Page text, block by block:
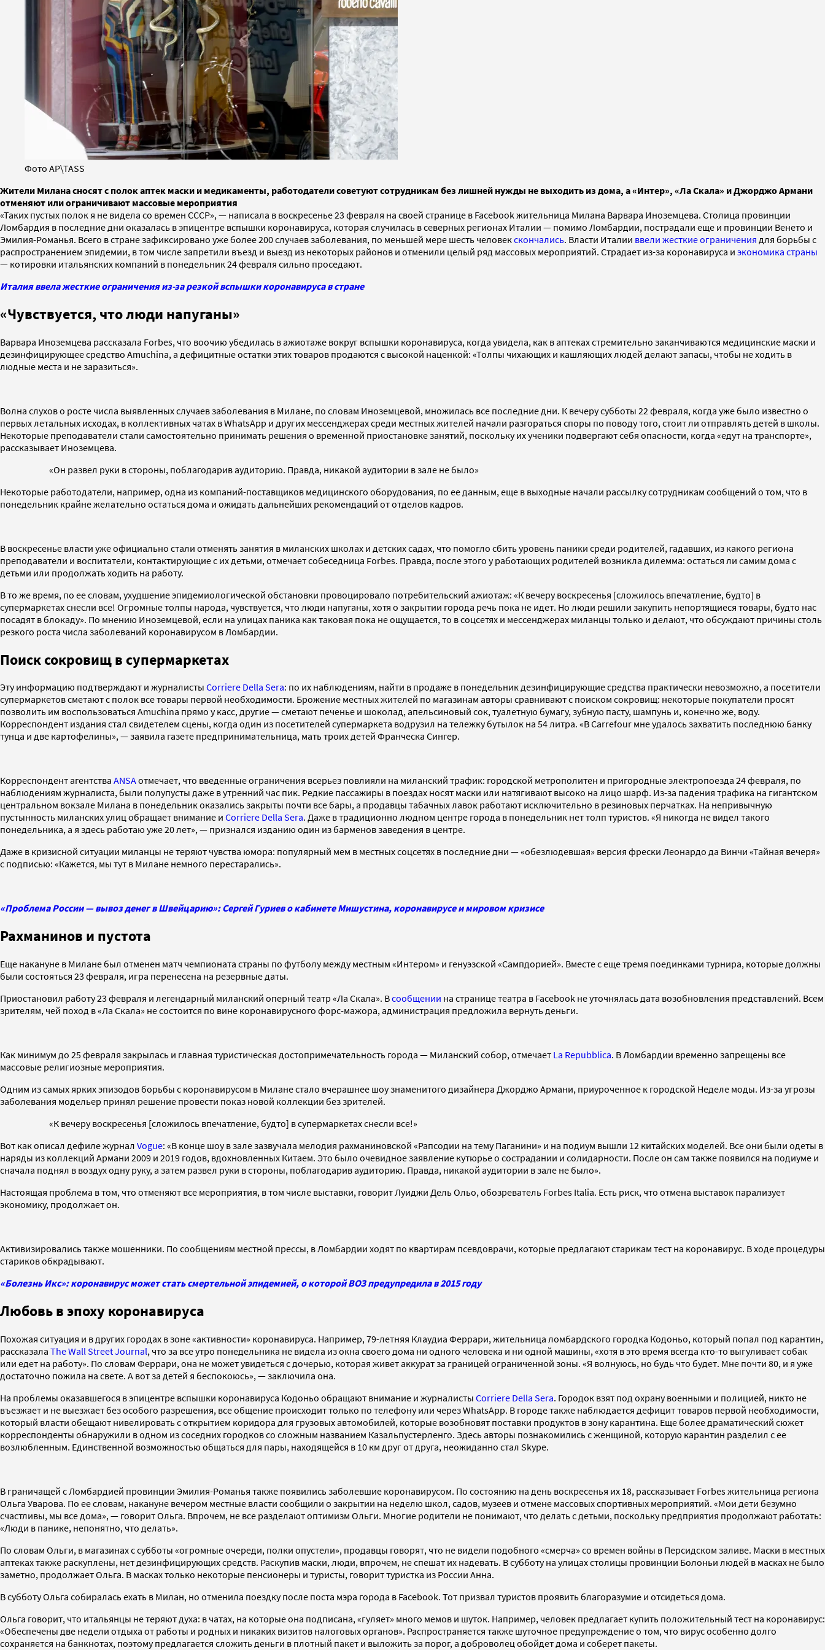
Фото AP\TASS
Жители Милана сносят с полок аптек маски и медикаменты, работодатели советуют сотрудникам без лишней нужды не выходить из дома, а «Интер», «Ла Скала» и Джорджо Армани
отменяют или ограничивают массовые мероприятия
«Таких пустых полок я не видела со времен СССР», — написала в воскресенье 23 февраля на своей странице в Facebook жительница Милана Варвара Иноземцева. Столица провинции
Ломбардия в последние дни оказалась в эпицентре вспышки коронавируса, которая случилась в северных регионах Италии — помимо Ломбардии, пострадали еще и провинции Венето и
Эмилия-Романья. Всего в стране зафиксировано уже более 200 случаев заболевания, по меньшей мере шесть человекскончались. Власти Италии ввели жесткие ограничения для борьбы с
распространением эпидемии, в том числе запретили въезд и выезд из некоторых районов и отменили целый ряд массовых мероприятий. Страдает из-за коронавируса и экономика страны
— котировки итальянских компаний в понедельник 24 февраля сильно проседают.
Италия ввела жесткие ограничения из-за резкой вспышки коронавируса в стране
«Чувствуется, что люди напуганы»
Варвара Иноземцева рассказала Forbes, что воочию убедилась в ажиотаже вокруг вспышки коронавируса, когда увидела, как в аптеках стремительно заканчиваются медицинские маски и
дезинфицирующее средство Amuchina, а дефицитные остатки этих товаров продаются с высокой наценкой: «Толпы чихающих и кашляющих людей делают запасы, чтобы не ходить в
людные места и не заразиться».
Волна слухов о росте числа выявленных случаев заболевания в Милане, по словам Иноземцевой, множилась все последние дни. К вечеру субботы 22 февраля, когда уже было известно о
первых летальных исходах, в коллективных чатах в WhatsApp и других мессенджерах среди местных жителей начали разгораться споры по поводу того, стоит ли отправлять детей в школы.
Некоторые преподаватели стали самостоятельно принимать решения о временной приостановке занятий, поскольку их ученики подвергают себя опасности, когда «едут на транспорте»,
рассказывает Иноземцева.
«Он развел руки в стороны, поблагодарив аудиторию. Правда, никакой аудитории в зале не было»
Некоторые работодатели, например, одна из компаний-поставщиков медицинского оборудования, по ее данным, еще в выходные начали рассылку сотрудникам сообщений о том, что в
понедельник крайне желательно остаться дома и ожидать дальнейших рекомендаций от отделов кадров.
В воскресенье власти уже официально стали отменять занятия в миланских школах и детских садах, что помогло сбить уровень паники среди родителей, гадавших, из какого региона
преподаватели и воспитатели, контактирующие с их детьми, отмечает собеседница Forbes. Правда, после этого у работающих родителей возникла дилемма: остаться ли самим дома с
детьми или продолжать ходить на работу.
В то же время, по ее словам, ухудшение эпидемиологической обстановки провоцировало потребительский ажиотаж: «К вечеру воскресенья [сложилось впечатление, будто] в
супермаркетах снесли все! Огромные толпы народа, чувствуется, что люди напуганы, хотя о закрытии города речь пока не идет. Но люди решили закупить непортящиеся товары, будто нас
посадят в блокаду». По мнению Иноземцевой, если на улицах паника как таковая пока не ощущается, то в соцсетях и мессенджерах миланцы только и делают, что обсуждают причины столь
резкого роста числа заболеваний коронавирусом в Ломбардии.
Поиск сокровищ в супермаркетах
Эту информацию подтверждают и журналисты Corriere Della Sera: по их наблюдениям, найти в продаже в понедельник дезинфицирующие средства практически невозможно, а посетители
супермаркетов сметают с полок все товары первой необходимости. Брожение местных жителей по магазинам авторы сравнивают с поиском сокровищ: некоторые покупатели просят
позволить им воспользоваться Amuchina прямо у касс, другие — сметают печенье и шоколад, апельсиновый сок, туалетную бумагу, зубную пасту, шампунь и, конечно же, воду.
Корреспондент издания стал свидетелем сцены, когда один из посетителей супермаркета водрузил на тележку бутылок на 54 литра. «В Carrefour мне удалось захватить последнюю банку
тунца и две картофелины», — заявила газете предпринимательница, мать троих детей Франческа Сингер.
Корреспондент агентства ANSAотмечает, что введенные ограничения всерьез повлияли на миланский трафик: городской метрополитен и пригородные электропоезда 24 февраля, по
наблюдениям журналиста, были полупусты даже в утренний час пик. Редкие пассажиры в поездах носят маски или натягивают высоко на лицо шарф. Из-за падения трафика на гигантском
центральном вокзале Милана в понедельник оказались закрыты почти все бары, а продавцы табачных лавок работают исключительно в резиновых перчатках. На непривычную
пустынность миланских улиц обращает внимание и Corriere Della Sera. Даже в традиционно людном центре города в понедельник нет толп туристов. «Я никогда не видел такого
понедельника, а я здесь работаю уже 20 лет», — признался изданию один из барменов заведения в центре.
Даже в кризисной ситуации миланцы не теряют чувства юмора: популярный мем в местных соцсетях в последние дни — «обезлюдевшая» версия фрески Леонардо да Винчи «Тайная вечеря»
с подписью: «Кажется, мы тут в Милане немного перестарались».
«Проблема России — вывоз денег в Швейцарию»: Сергей Гуриев о кабинете Мишустина, коронавирусе и мировом кризисе
Рахманинов и пустота
Еще накануне в Милане был отменен матч чемпионата страны по футболу между местным «Интером» и генуэзской «Сампдорией». Вместе с еще тремя поединками турнира, которые должны
были состояться 23 февраля, игра перенесена на резервные даты.
Приостановил работу 23 февраля и легендарный миланский оперный театр «Ла Скала». Всообщении на странице театра в Facebook не уточнялась дата возобновления представлений. Всем
зрителям, чей поход в «Ла Скала» не состоится по вине коронавирусного форс-мажора, администрация предложила вернуть деньги.
Как минимум до 25 февраля закрылась и главная туристическая достопримечательность города — Миланский собор, отмечает La Repubblica. В Ломбардии временно запрещены все
массовые религиозные мероприятия.
Одним из самых ярких эпизодов борьбы с коронавирусом в Милане стало вчерашнее шоу знаменитого дизайнера Джорджо Армани, приуроченное к городской Неделе моды. Из-за угрозы
заболевания модельер принял решение провести показ новой коллекции без зрителей.
«К вечеру воскресенья [сложилось впечатление, будто] в супермаркетах снесли все!»
Вот как описал дефиле журнал Vogue: «В конце шоу в зале зазвучала мелодия рахманиновской «Рапсодии на тему Паганини» и на подиум вышли 12 китайских моделей. Все они были одеты в
наряды из коллекций Армани 2009 и 2019 годов, вдохновленных Китаем. Это было очевидное заявление кутюрье о сострадании и солидарности. После он сам также появился на подиуме и
сначала поднял в воздух одну руку, а затем развел руки в стороны, поблагодарив аудиторию. Правда, никакой аудитории в зале не было».
Настоящая проблема в том, что отменяют все мероприятия, в том числе выставки, говорит Луиджи Дель Ольо, обозреватель Forbes Italia. Есть риск, что отмена выставок парализует
экономику, продолжает он.
Активизировались также мошенники. По сообщениям местной прессы, в Ломбардии ходят по квартирам псевдоврачи, которые предлагают старикам тест на коронавирус. В ходе процедуры
стариков обкрадывают.
«Болезнь Икс»: коронавирус может стать смертельной эпидемией, о которой ВОЗ предупредила в 2015 году
Любовь в эпоху коронавируса
Похожая ситуация и в других городах в зоне «активности» коронавируса. Например, 79-летняя Клаудиа Феррари, жительница ломбардского городка Кодоньо, который попал под карантин,
рассказала The Wall Street Journal, что за все утро понедельника не видела из окна своего дома ни одного человека и ни одной машины, «хотя в это время всегда кто-то выгуливает собак
или едет на работу». По словам Феррари, она не может увидеться с дочерью, которая живет аккурат за границей ограниченной зоны. «Я волнуюсь, но будь что будет. Мне почти 80, и я уже
достаточно пожила на свете. А вот за детей я беспокоюсь», — заключила она.
На проблемы оказавшегося в эпицентре вспышки коронавируса Кодоньо обращают внимание и журналисты Corriere Della Sera. Городок взят под охрану военными и полицией, никто не
въезжает и не выезжает без особого разрешения, все общение происходит только по телефону или через WhatsApp. В городе также наблюдается дефицит товаров первой необходимости,
который власти обещают нивелировать с открытием коридора для грузовых автомобилей, которые возобновят поставки продуктов в зону карантина. Еще более драматический сюжет
корреспонденты обнаружили в одном из соседних городков со сложным названием Казальпустерленго. Здесь авторы познакомились с женщиной, которую карантин разделил с ее
возлюбленным. Единственной возможностью общаться для пары, находящейся в 10 км друг от друга, неожиданно стал Skype.
В граничащей с Ломбардией провинции Эмилия-Романья также появились заболевшие коронавирусом. По состоянию на день воскресенья их 18, рассказывает Forbes жительница региона
Ольга Уварова. По ее словам, накануне вечером местные власти сообщили о закрытии на неделю школ, садов, музеев и отмене массовых спортивных мероприятий. «Мои дети безумно
счастливы, мы все дома», — говорит Ольга. Впрочем, не все разделают оптимизм Ольги. Многие родители не понимают, что делать с детьми, поскольку предприятия продолжают работать:
«Люди в панике, непонятно, что делать».
По словам Ольги, в магазинах с субботы «огромные очереди, полки опустели», продавцы говорят, что не видели подобного «смерча» со времен войны в Персидском заливе. Маски в местных
аптеках также раскуплены, нет дезинфицирующих средств. Раскупив маски, люди, впрочем, не спешат их надевать. В субботу на улицах столицы провинции Болоньи людей в масках не было
заметно, продолжает Ольга. В масках только некоторые пенсионеры и туристы, говорит туристка из России Анна.
В субботу Ольга собиралась ехать в Милан, но отменила поездку после поста мэра города в Facebook. Тот призвал туристов проявить благоразумие и отсидеться дома.
Ольга говорит, что итальянцы не теряют духа: в чатах, на которые она подписана, «гуляет» много мемов и шуток. Например, человек предлагает купить положительный тест на коронавирус:
«Обеспечены две недели отдыха от работы и родных и никаких визитов налоговых органов». Распространяется также шуточное предупреждение о том, что вирус особенно долго
сохраняется на банкнотах, поэтому предлагается сложить деньги в плотный пакет и выложить за порог, а доброволец обойдет дома и соберет пакеты.